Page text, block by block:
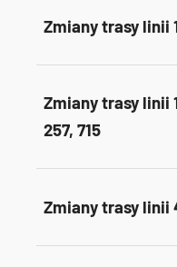
Zmiany trasy linii
Zmiany trasy linii
257, 715
Zmiany trasy linii